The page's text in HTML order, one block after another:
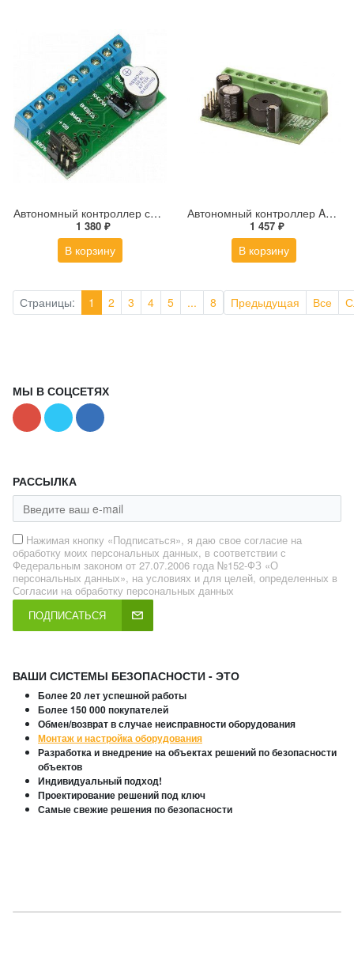
Автономный контроллер систем контроля доступа ironLogic Z-5R 5000
1 380 ₽
В корзину
Автономный контроллер AccordTec AT-K1000 UR
1 457 ₽
В корзину
Страницы: 1 2 3 4 5 ... 8 Предыдущая Все
МЫ В СОЦСЕТЯХ
РАССЫЛКА
Нажимая кнопку «Подписаться», я даю свое согласие на
обработку моих персональных данных, в соответствии с
Федеральным законом от 27.07.2006 года №152-ФЗ «О
персональных данных», на условиях и для целей, определенных в
Согласии на обработку персональных данных
ПОДПИСАТЬСЯ
ВАШИ СИСТЕМЫ БЕЗОПАСНОСТИ - ЭТО
Более 20 лет успешной работы
Более 150 000 покупателей
Обмен/возврат в случае неисправности оборудования
Монтаж и настройка оборудования
Разработка и внедрение на объектах решений по безопасности
объектов
Индивидуальный подход!
Проектирование решений под ключ
Самые свежие решения по безопасности